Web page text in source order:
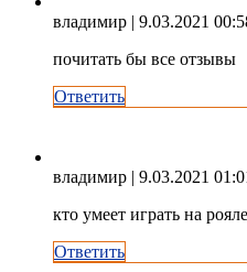
владимир | 9.03.2021
почитать бы все отзывы
Ответить
владимир | 9.03.2021
кто умеет играть на
Ответить